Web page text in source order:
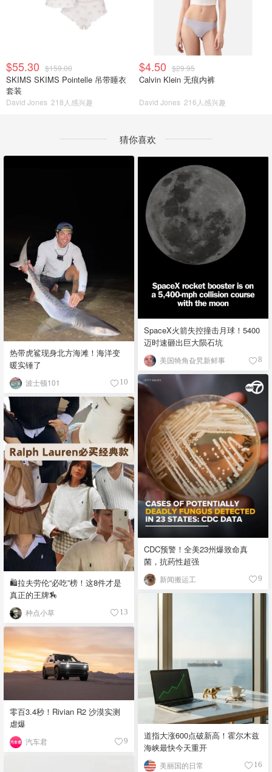
$55.30 $159.00
SKIMS SKIMS Pointelle 吊带睡衣
套装
David Jones 218人感兴趣
$4.50 $29.95
Calvin Klein 无痕内裤
David Jones 216人感兴趣
猜你喜欢
热带虎鲨现身北方海滩！海洋变
暖实锤了
波士顿101 10
SpaceX火箭失控撞击月球！5400
迈时速砸出巨大陨石坑
美国犄角旮旯新鲜事 8
CDC预警！全美23州爆致命真
菌，抗药性超强
新闻搬运工 9
🛍️拉夫劳伦“必吃”榜！这8件才是
真正的王牌🏇
种点小草 13
道指大涨600点破新高！霍尔木兹
海峡最快今天重开
美丽国的日常 16
零百3.4秒！Rivian R2 沙漠实测
虐爆
汽车君 9